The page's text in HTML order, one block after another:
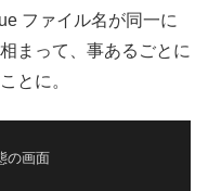
ファイル名が同一に
まって、事あるごとに
とに。
の画面